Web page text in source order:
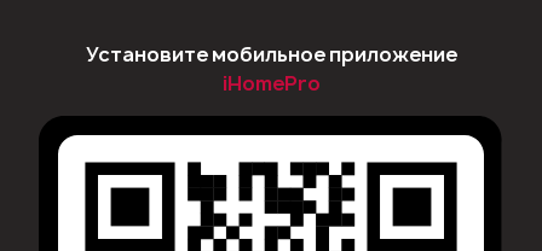
Установите мобильное приложение
iHomePro